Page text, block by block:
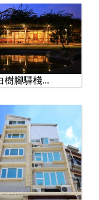
樹腳驛棧...